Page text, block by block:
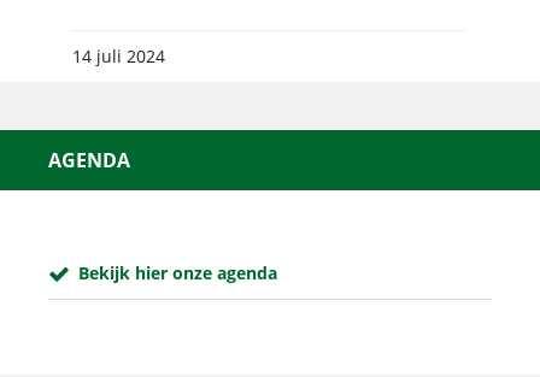
14 juli 2024
AGENDA
Bekijk hier onze agenda